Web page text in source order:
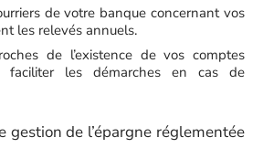
de votre banque concernant vos
les relevés annuels.
de l’existence de vos comptes
faciliter les démarches en cas de
gestion de l’épargne réglementée